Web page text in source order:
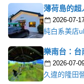
薄荷島的
2026-07-
純白系美店
樂南台：
2026-07-
久違的隆田